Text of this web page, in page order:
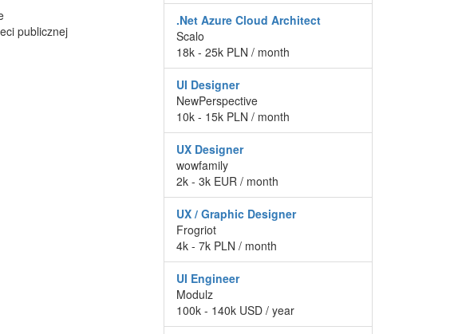
publicznej
.Net Azure Cloud Architect
Scalo
18k - 25k PLN / month
UI Designer
NewPerspective
10k - 15k PLN / month
UX Designer
wowfamily
2k - 3k EUR / month
UX / Graphic Designer
Frogriot
4k - 7k PLN / month
UI Engineer
Modulz
100k - 140k USD / year